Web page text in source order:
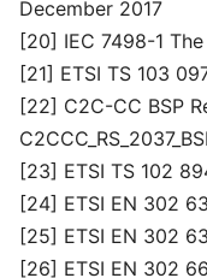
December 2017
[20] IEC 7498-1
[21] ETSI TS 103
[22] C2C-CC BSP
[23] ETSI TS 102
[24] ETSI EN 302
[25] ETSI EN 302
[26] ETSI EN 302